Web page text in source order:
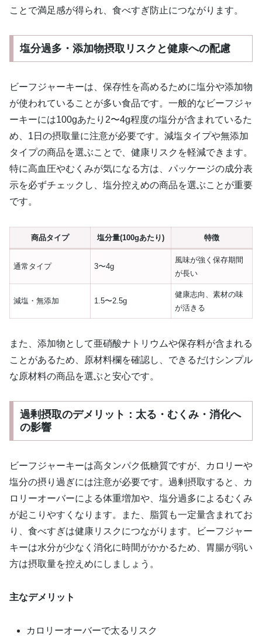
ことで満足感が得られ、食べすぎ防止につながります。
塩分過多・添加物摂取リスクと健康への配慮
ビーフジャーキーは、保存性を高めるために塩分や添加物
が使われていることが多い食品です。一般的なビーフジャ
ーキーには100gあたり2〜4g程度の塩分が含まれているた
め、1日の摂取量に注意が必要です。減塩タイプや無添加
タイプの商品を選ぶことで、健康リスクを軽減できます。
特に高血圧やむくみが気になる方は、パッケージの成分表
示を必ずチェックし、塩分控えめの商品を選ぶことが重要
です。
商品タイプ 塩分量(100gあたり) 特徴
通常タイプ 3〜4g
風味が強く保存期間
が長い
減塩・無添加 1.5〜2.5g
健康志向、素材の味
が活きる
また、添加物として亜硝酸ナトリウムや保存料が含まれる
ことがあるため、原材料欄を確認し、できるだけシンプル
な原材料の商品を選ぶと安心です。
過剰摂取のデメリット：太る・むくみ・消化へ
の影響
ビーフジャーキーは高タンパク低糖質ですが、カロリーや
塩分の摂り過ぎには注意が必要です。過剰摂取すると、カ
ロリーオーバーによる体重増加や、塩分過多によるむくみ
が起こりやすくなります。また、脂質も一定量含まれてお
り、食べすぎは健康リスクにつながります。ビーフジャー
キーは水分が少なく消化に時間がかかるため、胃腸が弱い
方は摂取量を控えめにしましょう。
主なデメリット
カロリーオーバーで太るリスク